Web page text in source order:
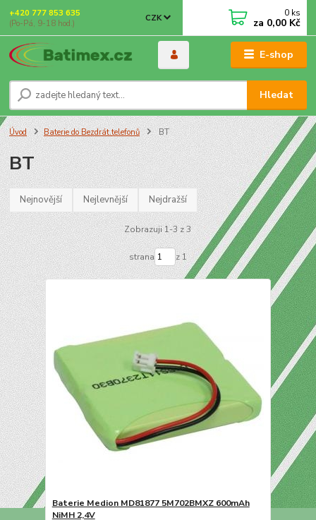
E-shop
CZK
Hledat
+420 777 853 635
(Po-Pá, 9-18 hod.)
0 ks
za 0,00 Kč
Úvod Baterie do Bezdrát.telefonů BT
BT
Nejnovější Nejlevnější Nejdražší
Zobrazuji 1-3 z 3
strana z 1
Baterie Medion MD81877 5M702BMXZ 600mAh
NiMH 2,4V